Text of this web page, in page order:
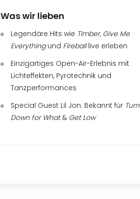
Was wir lieben
Legendäre Hits wie Timber, Give Me
Everythingund Fireballlive erleben
Einzigartiges Open-Air-Erlebnis mit
Lichteffekten, Pyrotechnik und
Tanzperformances
Special Guest Lil Jon: Bekannt für Turn
Down for What& Get Low